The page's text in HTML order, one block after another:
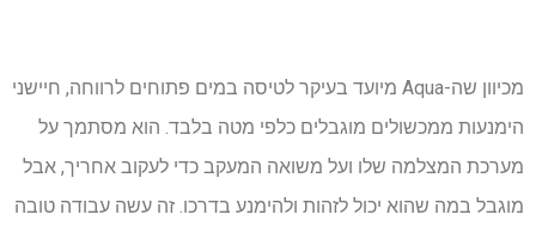
מכיוון שה-Aqua מיועד בעיקר לטיסה במים פתוחים לרווחה, חיישני
הימנעות ממכשולים מוגבלים כלפי מטה בלבד. הוא מסתמך על
מערכת המצלמה שלו ועל משואה המעקב כדי לעקוב אחריך, אבל
מוגבל במה שהוא יכול לזהות ולהימנע בדרכו. זה עשה עבודה טובה